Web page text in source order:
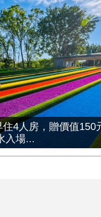
4人房，贈價值150
入場...